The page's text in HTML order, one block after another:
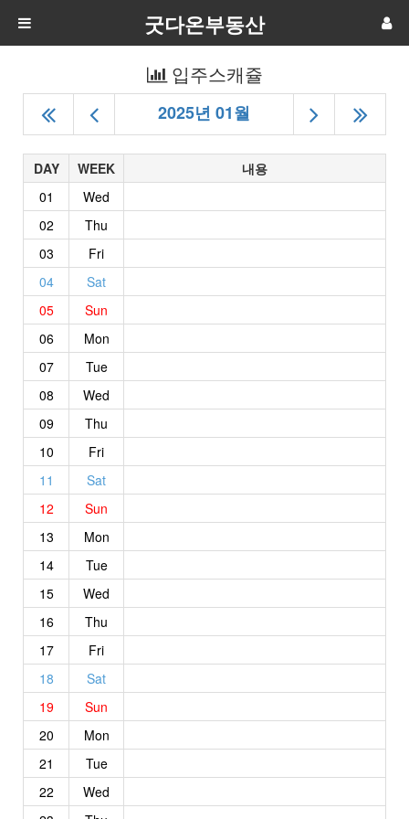
굿다온부동산
입주스캐쥴
2025년 01월
DAY WEEK
내용
01
Wed
02
Thu
03
Fri
04
Sat
05
Sun
06
Mon
07
Tue
08
Wed
09
Thu
10
Fri
11
Sat
12
Sun
13
Mon
14
Tue
15
Wed
16
Thu
17
Fri
18
Sat
19
Sun
20
Mon
21
Tue
22
Wed